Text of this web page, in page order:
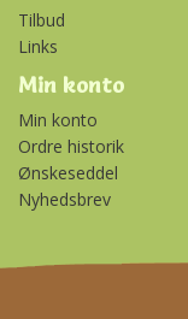
Tilbud
Links
Min konto
Min konto
Ordre historik
Ønskeseddel
Nyhedsbrev